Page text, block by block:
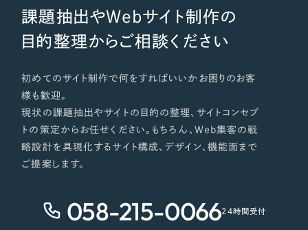
課題抽出やWebサイト制作の
目的整理からご相談ください
初めてのサイト制作で何をすればいいかお困りのお客
様も歓迎。
現状の課題抽出やサイトの目的の整理、サイトコンセプ
トの策定からお任せください。もちろん、Web集客の戦
略設計を具現化するサイト構成、デザイン、機能面まで
ご提案します。
058-215-006624時間受付